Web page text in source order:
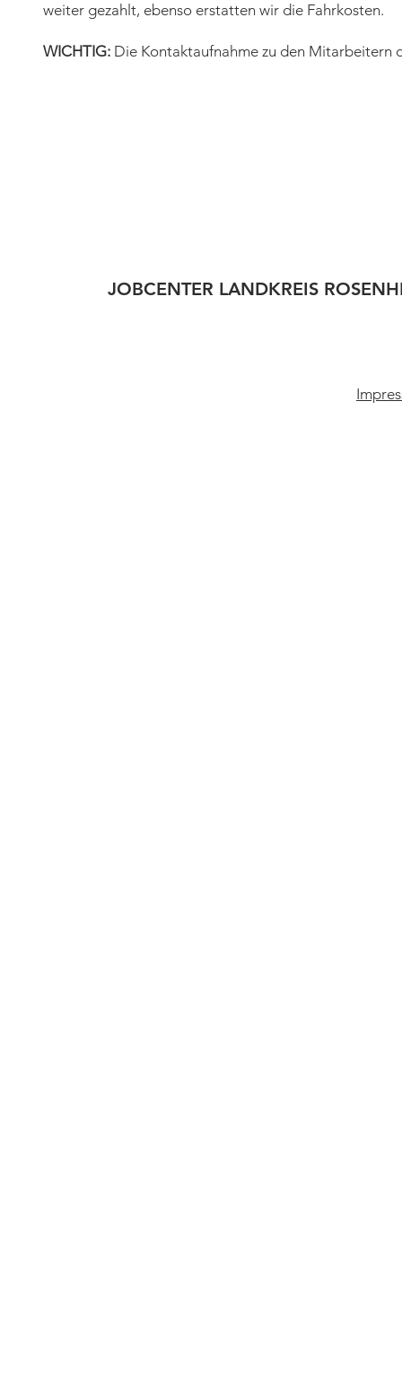
weiter gezahlt, ebenso erstatten wir die Fahrkosten.
WICHTIG: Die Kontaktaufnahme zu den Mitarbeitern
JOBCENTER LANDKREIS